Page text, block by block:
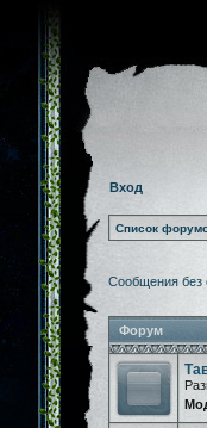
Вход
Список
Сообщения без
Форум